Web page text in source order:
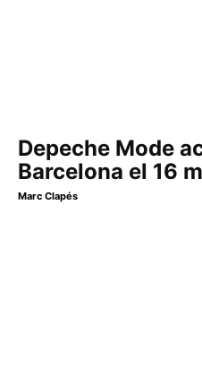
Depeche Mode
Barcelona el 16
Marc Clapés